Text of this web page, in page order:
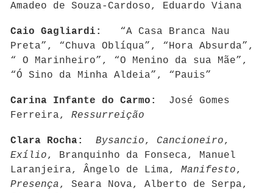
Amadeo de Souza-Cardoso, Eduardo Viana
Caio Gagliardi:
“A Casa Branca Nau
Preta”, “Chuva Oblíqua”, “Hora Absurda”,
“ O Marinheiro”, “O Menino da sua Mãe”,
“Ó Sino da Minha Aldeia”, “Pauis”
Carina Infante do Carmo: José Gomes
Ferreira, Ressurreição
Clara Rocha: Bysancio, Cancioneiro,
Exílio, Branquinho da Fonseca, Manuel
Laranjeira, Ângelo de Lima, Manifesto,
Presença, Seara Nova, Alberto de Serpa,